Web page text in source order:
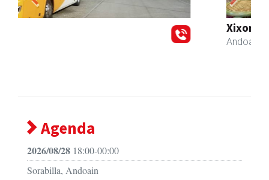
Previous Next
Agenda
2026/08/28 18:00-00:00
Sorabilla, Andoain